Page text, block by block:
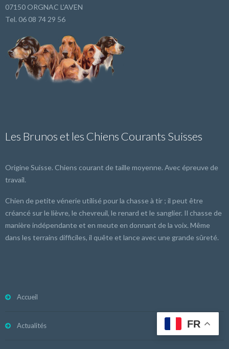
07150 ORGNAC L'AVEN
Tel. 06 08 74 29 56
Les Brunos et les Chiens Courants Suisses
Origine Suisse. Chiens courant de taille moyenne. Avec épreuve de
travail.
Chien de petite vénerie utilisé pour la chasse à tir ; il peut être
créancé sur le lièvre, le chevreuil, le renard et le sanglier. Il chasse de
manière indépendante et en meute en donnant de la voix. Même
dans les terrains difficiles, il quête et lance avec une grande sûreté.
Accueil
Actualités FR